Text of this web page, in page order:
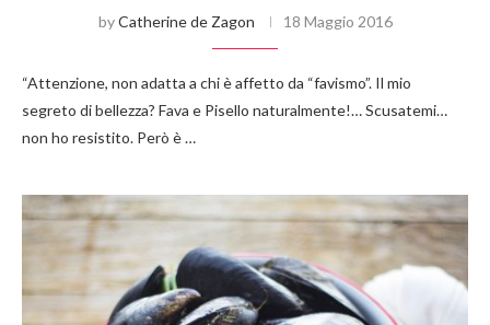
byCatherine de Zagon 18 Maggio 2016
“Attenzione, non adatta a chi è affetto da “favismo”. Il mio
segreto di bellezza? Fava e Pisello naturalmente!… Scusatemi…
non ho resistito. Però è …